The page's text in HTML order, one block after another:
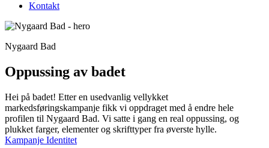
Kontakt
Nygaard Bad
Oppussing av badet
Hei på badet! Etter en usedvanlig vellykket
markedsføringskampanje fikk vi oppdraget med å endre hele
profilen til Nygaard Bad. Vi satte i gang en real oppussing, og
plukket farger, elementer og skrifttyper fra øverste hylle.
Kampanje Identitet